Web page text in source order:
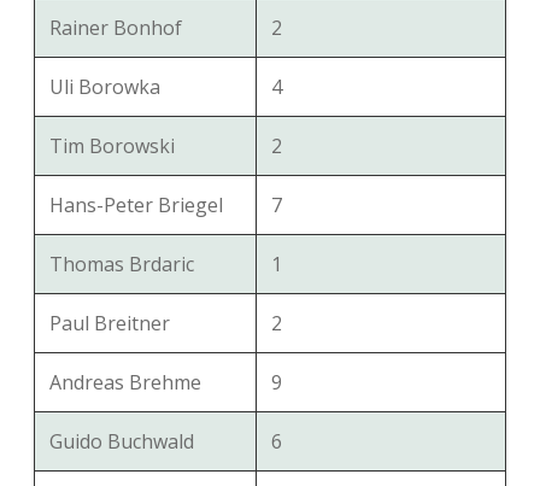
Rainer Bonhof 2
Uli Borowka 4
Tim Borowski 2
Hans-Peter Briegel 7
Thomas Brdaric 1
Paul Breitner 2
Andreas Brehme 9
Guido Buchwald 6